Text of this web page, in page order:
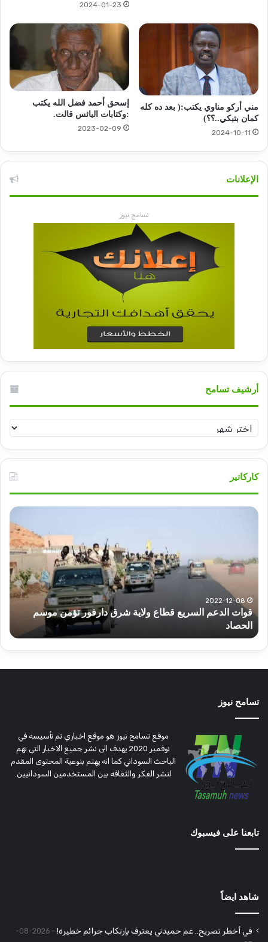
2024-01-23
مني أركو مناوي يكتب:( بعد ده كله
كمان بتبكي..؟؟)
2024-10-11
إسحق أحمد فضل الله يكتب
:وكتابات اليائس قالت.
2023-02-09
الإعلانات
تسامح نيوز
أرشيف تسامح
أرشيف
تسامح
كاركاتير
قوات
ولاية
شرق
تؤمن
موسم
الحصاد
2022-12-08
قوات الدعم السريع قطاع ولاية شرق دارفور تؤمن موسم
الحصاد
تسامح نيوز
موقع تسامح نيوز هو موقع اخباري تم تأسيسه في
نوفمبر 2020 يهدف الى نشر جميع الاخبار التى تهم
الباحث السوداني كما انه يهتم بنوعية المحتوى المقدم
لنشر الفكر والثقافه بين المستخدمين السودانيين.
تابعنا على فيسبوك
شاهد ايضاً
في أخطر تصريح.. عم حميدتي يعترف بإرتكاب جرائم خطيرة!
2026-08-